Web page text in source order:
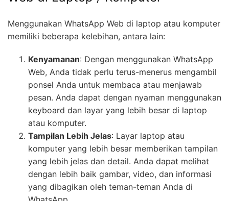
Menggunakan WhatsApp Web di laptop atau komputer
memiliki beberapa kelebihan, antara lain:
Kenyamanan: Dengan menggunakan WhatsApp
Web, Anda tidak perlu terus-menerus mengambil
ponsel Anda untuk membaca atau menjawab
pesan. Anda dapat dengan nyaman menggunakan
keyboard dan layar yang lebih besar di laptop
atau komputer.
Tampilan Lebih Jelas: Layar laptop atau
komputer yang lebih besar memberikan tampilan
yang lebih jelas dan detail. Anda dapat melihat
dengan lebih baik gambar, video, dan informasi
yang dibagikan oleh teman-teman Anda di